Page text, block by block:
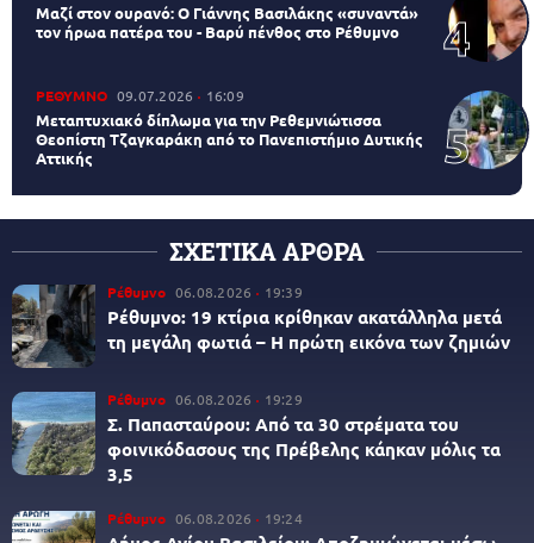
Μαζί στον ουρανό: Ο Γιάννης Βασιλάκης «συναντά»
τον ήρωα πατέρα του - Βαρύ πένθος στο Ρέθυμνο
ΡΕΘΥΜΝΟ 09.07.2026 16:09
Μεταπτυχιακό δίπλωμα για την Ρεθεμνιώτισσα
Θεοπίστη Τζαγκαράκη από το Πανεπιστήμιο Δυτικής
Αττικής
ΣΧΕΤΙΚΑ ΑΡΘΡΑ
Ρέθυμνο 06.08.2026 19:39
Ρέθυμνο: 19 κτίρια κρίθηκαν ακατάλληλα μετά
τη μεγάλη φωτιά – Η πρώτη εικόνα των ζημιών
Ρέθυμνο 06.08.2026 19:29
Σ. Παπασταύρου: Από τα 30 στρέματα του
φοινικόδασους της Πρέβελης κάηκαν μόλις τα
3,5
Ρέθυμνο 06.08.2026 19:24